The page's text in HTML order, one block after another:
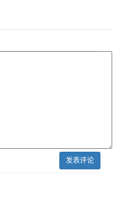
发表评论